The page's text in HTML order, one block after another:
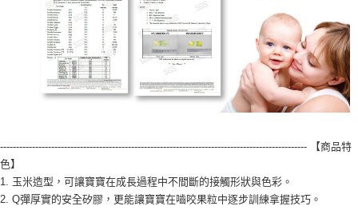
------------------------------------------------------------------------------------------------ 【商品特
色】
1. 玉米造型，可讓寶寶在成長過程中不間斷的接觸形狀與色彩。
2. Q彈厚實的安全矽膠，更能讓寶寶在嚙咬果粒中逐步訓練拿握技巧。